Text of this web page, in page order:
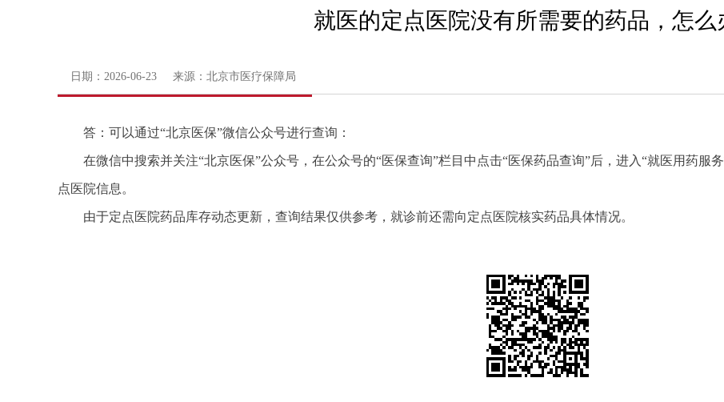
就医的定点医院没有所需要的药品，怎么
日期：2026-06-23 来源：北京市医疗保障局
答：可以通过“北京医保”微信公众号进行查询：
在微信中搜索并关注“北京医保”公众号，在公众号的“医保查询”栏目中点击“医保药品查询”后，进入“就医用药服
点医院信息。
由于定点医院药品库存动态更新，查询结果仅供参考，就诊前还需向定点医院核实药品具体情况。